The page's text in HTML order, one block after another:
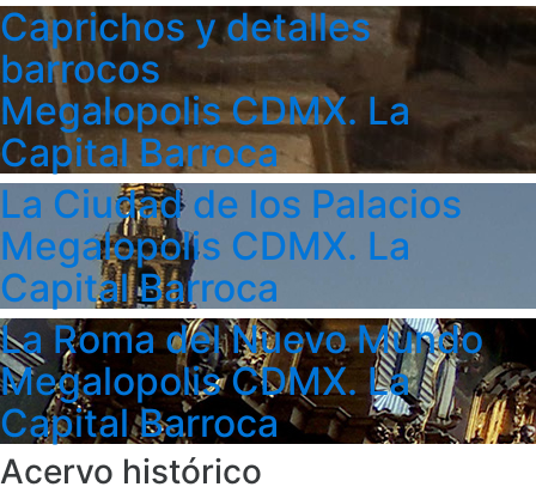
Caprichos y detalles
barrocos
Megalopolis CDMX. La
Capital Barroca
La Ciudad de los Palacios
Megalopolis CDMX. La
Capital Barroca
La Roma del Nuevo Mundo
Megalopolis CDMX. La
Capital Barroca
Acervo histórico